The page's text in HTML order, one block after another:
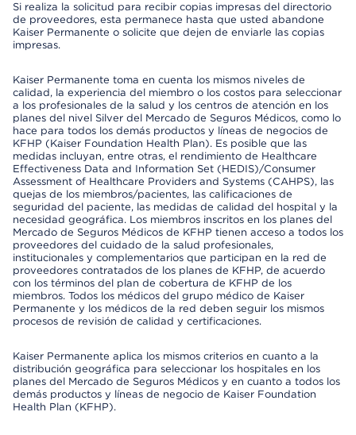
Si realiza la solicitud para recibir copias impresas del directorio
de proveedores, esta permanece hasta que usted abandone
Kaiser Permanente o solicite que dejen de enviarle las copias
impresas.
Kaiser Permanente toma en cuenta los mismos niveles de
calidad, la experiencia del miembro o los costos para seleccionar
a los profesionales de la salud y los centros de atención en los
planes del nivel Silver del Mercado de Seguros Médicos, como lo
hace para todos los demás productos y líneas de negocios de
KFHP (Kaiser Foundation Health Plan). Es posible que las
medidas incluyan, entre otras, el rendimiento de Healthcare
Effectiveness Data and Information Set (HEDIS)/Consumer
Assessment of Healthcare Providers and Systems (CAHPS), las
quejas de los miembros/pacientes, las calificaciones de
seguridad del paciente, las medidas de calidad del hospital y la
necesidad geográfica. Los miembros inscritos en los planes del
Mercado de Seguros Médicos de KFHP tienen acceso a todos los
proveedores del cuidado de la salud profesionales,
institucionales y complementarios que participan en la red de
proveedores contratados de los planes de KFHP, de acuerdo
con los términos del plan de cobertura de KFHP de los
miembros. Todos los médicos del grupo médico de Kaiser
Permanente y los médicos de la red deben seguir los mismos
procesos de revisión de calidad y certificaciones.
Kaiser Permanente aplica los mismos criterios en cuanto a la
distribución geográfica para seleccionar los hospitales en los
planes del Mercado de Seguros Médicos y en cuanto a todos los
demás productos y líneas de negocio de Kaiser Foundation
Health Plan (KFHP).